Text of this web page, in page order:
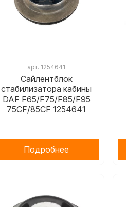
арт. 1254641
Сайлентблок
стабилизатора кабины
DAF F65/F75/F85/F95
75CF/85CF 1254641
Подробнее